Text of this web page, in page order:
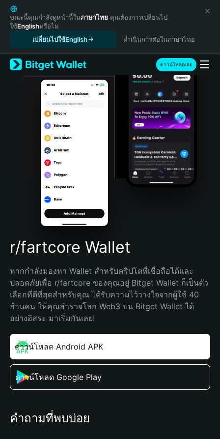
English
日本語
Tiếng Việt
Español (Latinoamérica)
Türkçe
Italiano
Português (Portugal)
Bahasa Indonesia
Português (Brasil)
Español (Argentina)
ขณะนี้คุณกำลังดูหน้านี้ในภาษาไทย คุณต้องการเปลี่ยนไป
ใช้Englishหรือไม่
เปลี่ยนไปใช้English
ดำเนินการต่อในภาษาไทย
ดาวน์โหลดเลย
r/fartcore Wallet
หากกำลังมองหา Wallet สำหรับคริปโตที่เชื่อถือได้และ
ปลอดภัยเพื่อ r/fartcore ของคุณอยู่ Bitget Wallet ก็เป็นตัว
เลือกที่ดีที่สุดสำหรับคุณ ได้รับความไว้วางใจจากผู้ใช้ 40
ล้านคน ให้คุณสำรวจโลก Web3 บน Bitget Wallet ได้
อย่างอิสระ มาเริ่มกันเลย!
ดาวน์โหลด Android APK
ดาวน์โหลด Google Play
คำถามที่พบบ่อย